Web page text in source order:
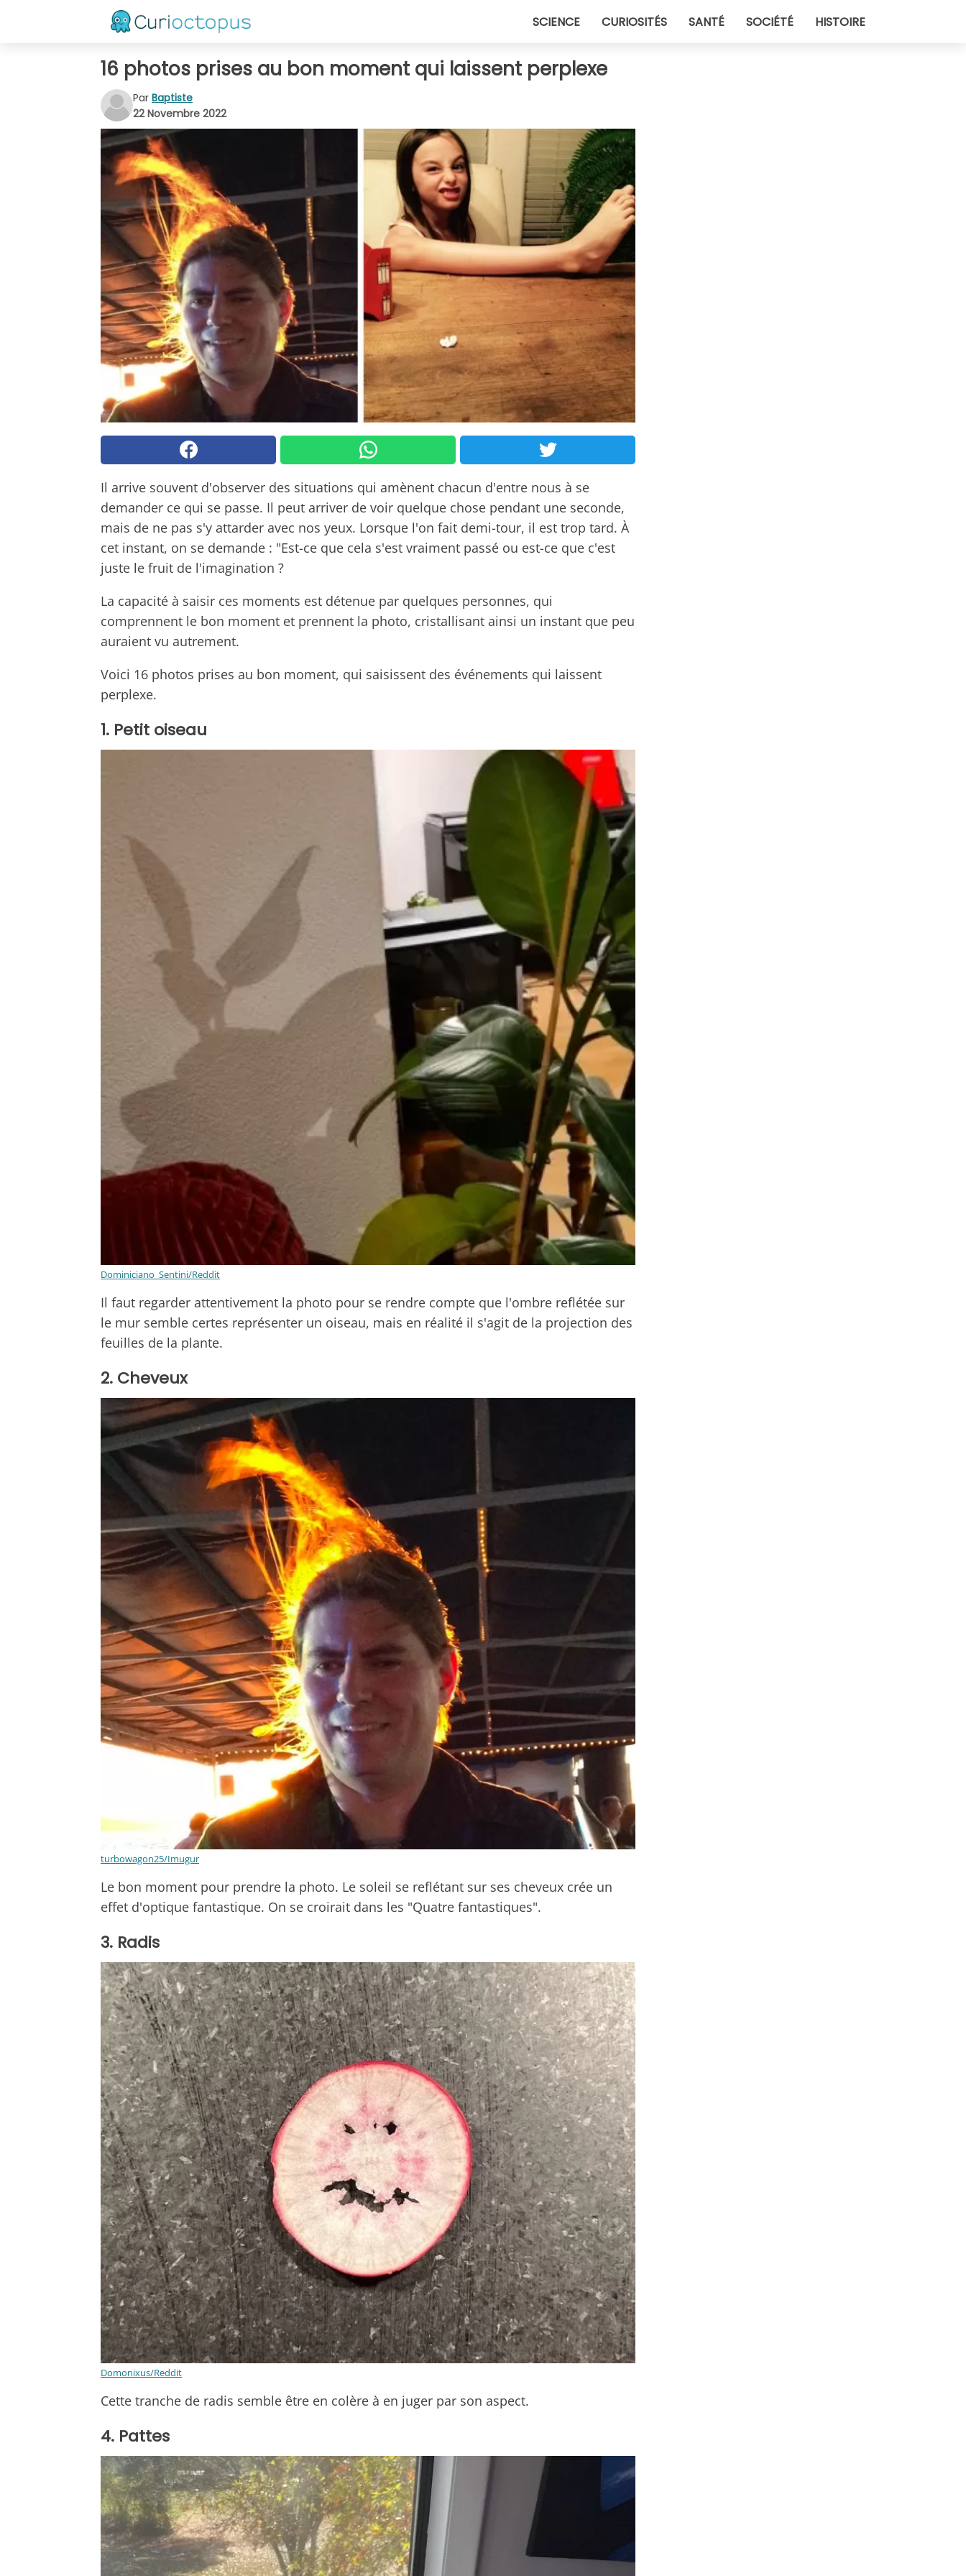
SCIENCE CURIOSITÉS SANTÉ SOCIÉTÉ HISTOIRE
16 photos prises au bon moment qui laissent perplexe
Par Baptiste
22 Novembre 2022
Il arrive souvent d'observer des situations qui amènent chacun d'entre nous à se
demander ce qui se passe. Il peut arriver de voir quelque chose pendant une seconde,
mais de ne pas s'y attarder avec nos yeux. Lorsque l'on fait demi-tour, il est trop tard. À
cet instant, on se demande : "Est-ce que cela s'est vraiment passé ou est-ce que c'est
juste le fruit de l'imagination ?
La capacité à saisir ces moments est détenue par quelques personnes, qui
comprennent le bon moment et prennent la photo, cristallisant ainsi un instant que peu
auraient vu autrement.
Voici 16 photos prises au bon moment, qui saisissent des événements qui laissent
perplexe.
1. Petit oiseau
Dominiciano_Sentini/Reddit
Il faut regarder attentivement la photo pour se rendre compte que l'ombre reflétée sur
le mur semble certes représenter un oiseau, mais en réalité il s'agit de la projection des
feuilles de la plante.
2. Cheveux
turbowagon25/Imugur
Le bon moment pour prendre la photo. Le soleil se reflétant sur ses cheveux crée un
effet d'optique fantastique. On se croirait dans les "Quatre fantastiques".
3. Radis
Domonixus/Reddit
Cette tranche de radis semble être en colère à en juger par son aspect.
4. Pattes